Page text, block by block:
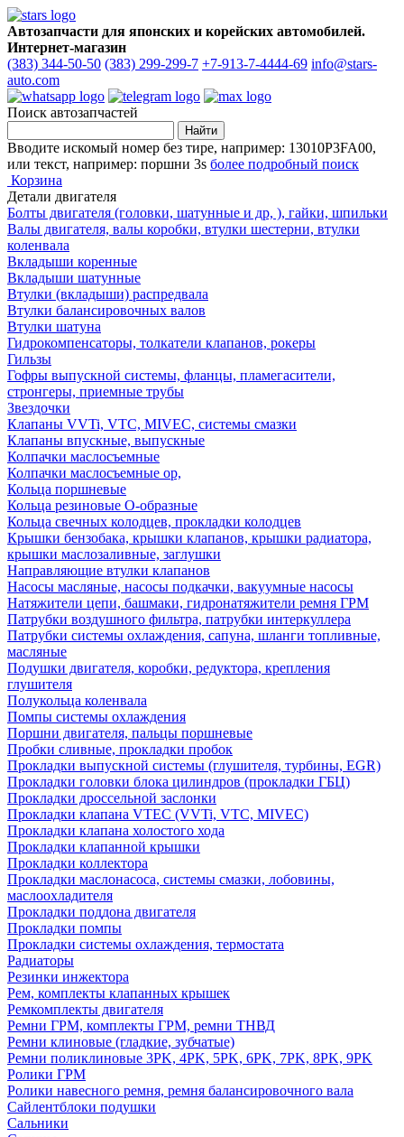
Автозапчасти для японских и корейских автомобилей.
Интернет-магазин
(383) 344-50-50 (383) 299-299-7 +7-913-7-4444-69 info@stars-
auto.com
Поиск автозапчастей
Вводите искомый номер без тире, например: 13010P3FA00,
или текст, например: поршни 3s более подробный поиск
Корзина
Детали двигателя
Болты двигателя (головки, шатунные и др, ), гайки, шпильки
Валы двигателя, валы коробки, втулки шестерни, втулки
коленвала
Вкладыши коренные
Вкладыши шатунные
Втулки (вкладыши) распредвала
Втулки балансировочных валов
Втулки шатуна
Гидрокомпенсаторы, толкатели клапанов, рокеры
Гильзы
Гофры выпускной системы, фланцы, пламегасители,
стронгеры, приемные трубы
Звездочки
Клапаны VVTi, VTC, MIVEC, системы смазки
Клапаны впускные, выпускные
Колпачки маслосъемные
Колпачки маслосъемные ор,
Кольца поршневые
Кольца резиновые О-образные
Кольца свечных колодцев, прокладки колодцев
Крышки бензобака, крышки клапанов, крышки радиатора,
крышки маслозаливные, заглушки
Направляющие втулки клапанов
Насосы масляные, насосы подкачки, вакуумные насосы
Натяжители цепи, башмаки, гидронатяжители ремня ГРМ
Патрубки воздушного фильтра, патрубки интеркуллера
Патрубки системы охлаждения, сапуна, шланги топливные,
масляные
Подушки двигателя, коробки, редуктора, крепления
глушителя
Полукольца коленвала
Помпы системы охлаждения
Поршни двигателя, пальцы поршневые
Пробки сливные, прокладки пробок
Прокладки выпускной системы (глушителя, турбины, EGR)
Прокладки головки блока цилиндров (прокладки ГБЦ)
Прокладки дроссельной заслонки
Прокладки клапана VTEC (VVTi, VTC, MIVEC)
Прокладки клапана холостого хода
Прокладки клапанной крышки
Прокладки коллектора
Прокладки маслонасоса, системы смазки, лобовины,
маслоохладителя
Прокладки поддона двигателя
Прокладки помпы
Прокладки системы охлаждения, термостата
Радиаторы
Резинки инжектора
Рем, комплекты клапанных крышек
Ремкомплекты двигателя
Ремни ГРМ, комплекты ГРМ, ремни ТНВД
Ремни клиновые (гладкие, зубчатые)
Ремни поликлиновые 3PK, 4PK, 5PK, 6PK, 7PK, 8PK, 9PK
Ролики ГРМ
Ролики навесного ремня, ремня балансировочного вала
Сайлентблоки подушки
Сальники